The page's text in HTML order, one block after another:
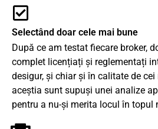
Selectând doar cele mai bune
După ce am testat fiecare broker,
complet licențiați și reglementați
desigur, și chiar și în calitate de
aceștia sunt supuși unei analize
pentru a nu-și merita locul în topul